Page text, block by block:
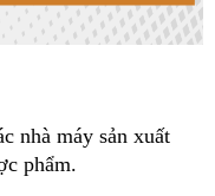
nhà máy sản xuất
phẩm.